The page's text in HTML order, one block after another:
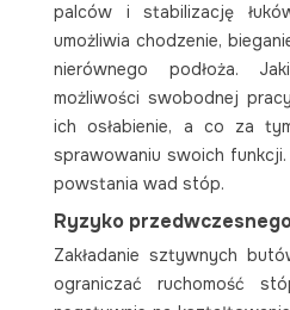
palców i stabilizację
umożliwia chodzenie,
nierównego podłoża.
możliwości swobodnej
ich osłabienie, a co za
sprawowaniu swoich
powstania wad stóp.
Ryzyko
Zakładanie sztywnych
ograniczać ruchomość